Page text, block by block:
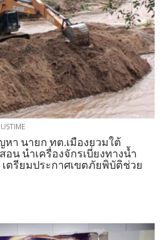
า นายก ทต.เมืองยวมใต้
น นำเครื่องจักรเบี่ยงทางน้ำ
ตรียมประกาศเขตภัยพิบัติช่วย